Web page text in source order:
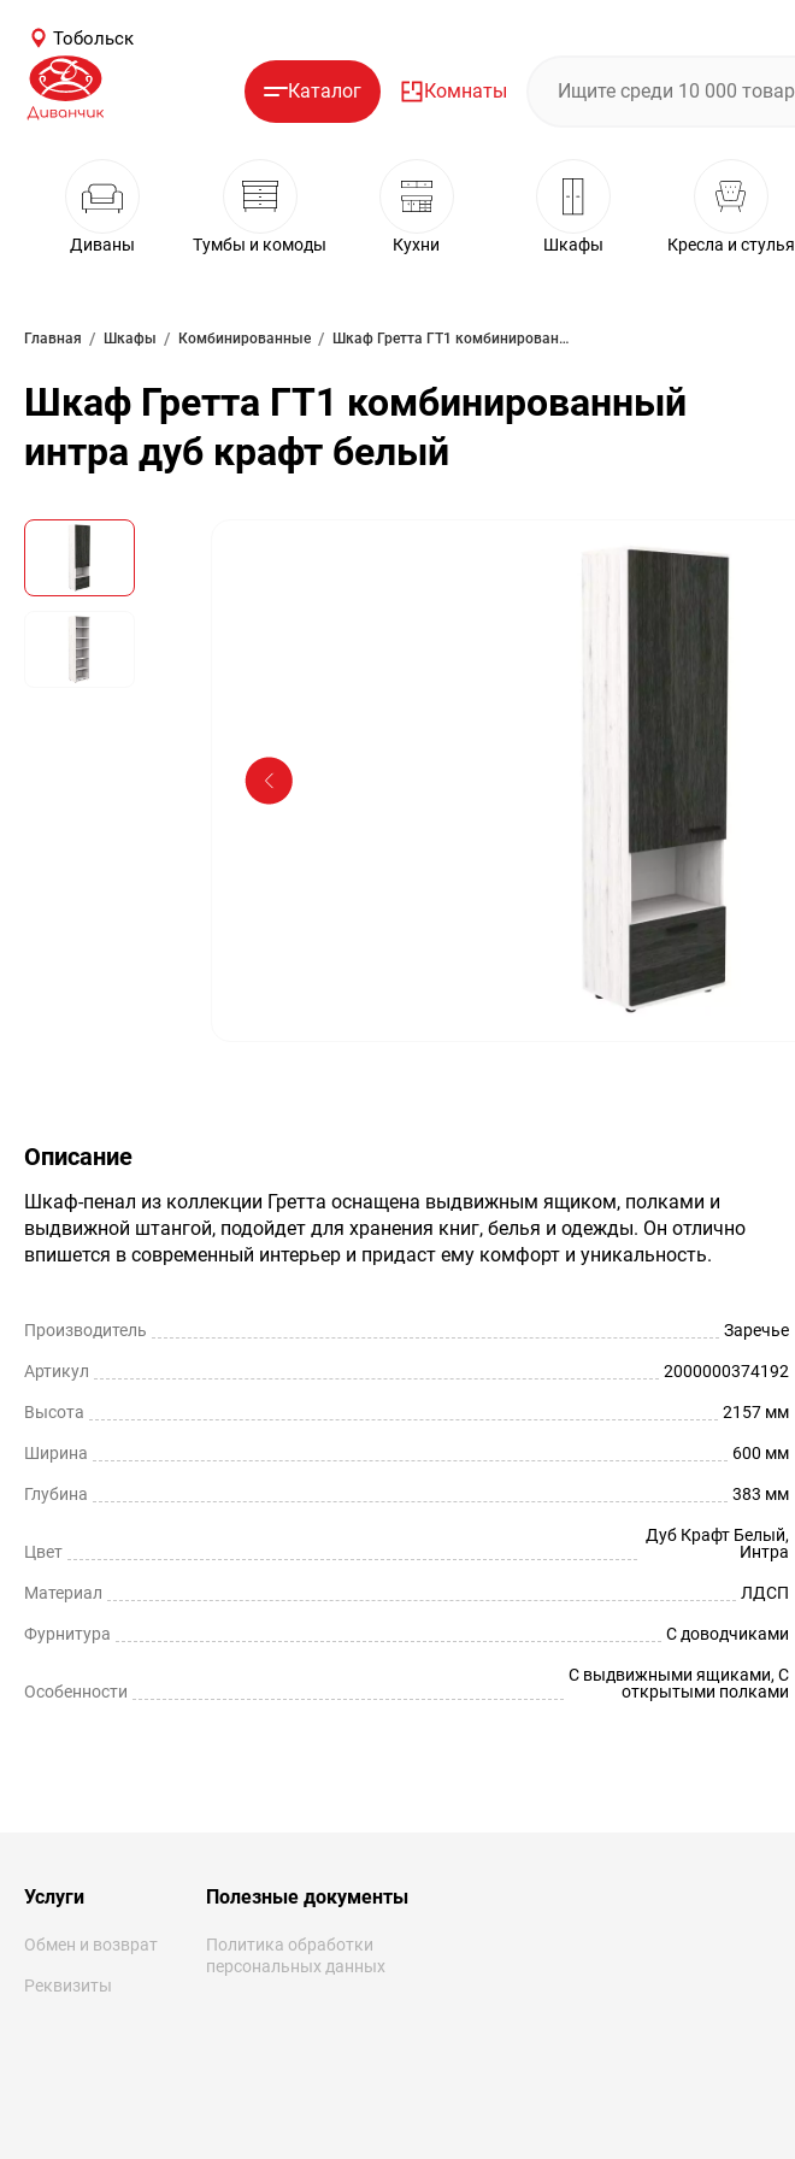
Тобольск
Каталог Комнаты
Диваны Тумбы и комоды Кухни Шкафы Кресла и стулья
Главная / Шкафы / Комбинированные / Шкаф Гретта ГТ1 комбинированный интра дуб крафт белый
Шкаф Гретта ГТ1 комбинированный
интра дуб крафт белый
Описание
Шкаф-пенал из коллекции Гретта оснащена выдвижным ящиком, полками и
выдвижной штангой, подойдет для хранения книг, белья и одежды. Он отлично
впишется в современный интерьер и придаст ему комфорт и уникальность.
Производитель Заречье
Артикул 2000000374192
Высота 2157 мм
Ширина 600 мм
Глубина 383 мм
Цвет
Дуб Крафт Белый,
Интра
Материал ЛДСП
Фурнитура С доводчиками
Особенности
С выдвижными ящиками, С
открытыми полками
Услуги
Обмен и возврат
Реквизиты
Полезные документы
Политика обработки
персональных данных